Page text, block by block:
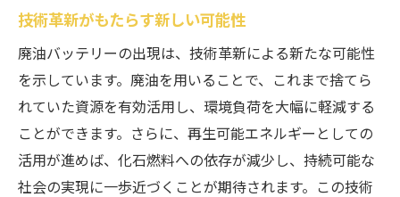
技術革新がもたらす新しい可能性
廃油バッテリーの出現は、技術革新による新たな可能性
を示しています。廃油を用いることで、これまで捨てら
れていた資源を有効活用し、環境負荷を大幅に軽減する
ことができます。さらに、再生可能エネルギーとしての
活用が進めば、化石燃料への依存が減少し、持続可能な
社会の実現に一歩近づくことが期待されます。この技術